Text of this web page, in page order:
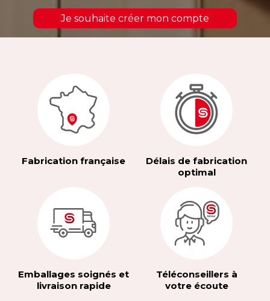
Je souhaite créer mon compte
Fabrication française
Délais de fabrication
optimal
Emballages soignés et
livraison rapide
Téléconseillers à
votre écoute